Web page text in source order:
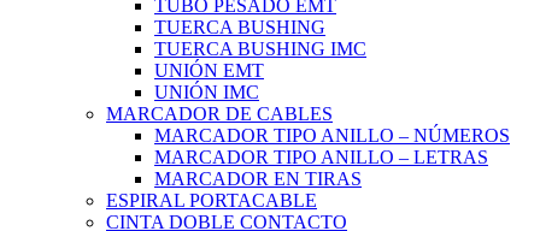
TUBO PESADO EMT
TUERCA BUSHING
TUERCA BUSHING IMC
UNIÓN EMT
UNIÓN IMC
MARCADOR DE CABLES
MARCADOR TIPO ANILLO – NÚMEROS
MARCADOR TIPO ANILLO – LETRAS
MARCADOR EN TIRAS
ESPIRAL PORTACABLE
CINTA DOBLE CONTACTO